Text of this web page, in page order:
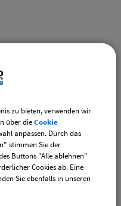
Leute
speziell für junge
zu bieten, verwenden wir
über dieCookie
anpassen. Durch das
stimmen Sie der
Buttons "Alle ablehnen"
Cookies ab. Eine
Sie ebenfalls in unseren